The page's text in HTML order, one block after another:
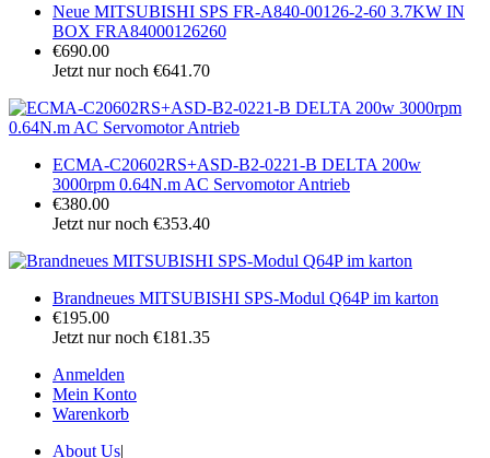
Neue MITSUBISHI SPS FR-A840-00126-2-60 3.7KW IN
BOX FRA84000126260
€690.00
Jetzt nur noch €641.70
ECMA-C20602RS+ASD-B2-0221-B DELTA 200w
3000rpm 0.64N.m AC Servomotor Antrieb
€380.00
Jetzt nur noch €353.40
Brandneues MITSUBISHI SPS-Modul Q64P im karton
€195.00
Jetzt nur noch €181.35
Anmelden
Mein Konto
Warenkorb
About Us|